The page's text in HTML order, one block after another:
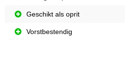
Geschikt als oprit
Vorstbestendig